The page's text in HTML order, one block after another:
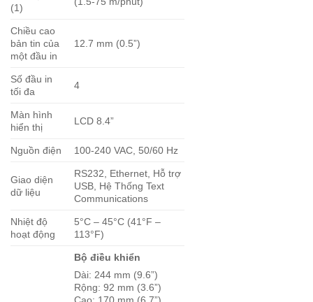
(1)
Chiều cao
bản tin của
một đầu in
12.7 mm (0.5”)
Số đầu in
tối đa
4
Màn hình
hiển thị
LCD 8.4”
Nguồn điện 100-240 VAC, 50/60 Hz
Giao diện
dữ liệu
RS232, Ethernet, Hỗ trợ
USB, Hệ Thống Text
Communications
Nhiệt độ
hoạt động
5°C – 45°C (41°F –
113°F)
Bộ điều khiển
Dài: 244 mm (9.6”)
Rộng: 92 mm (3.6”)